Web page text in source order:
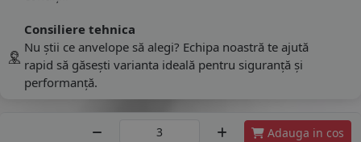
Consiliere tehnica
Nu știi ce anvelope să alegi? Echipa noastră te ajută
rapid să găsești varianta ideală pentru siguranță și
performanță.
Adauga in cos